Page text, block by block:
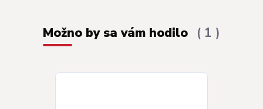
Možno by sa vám hodilo 1